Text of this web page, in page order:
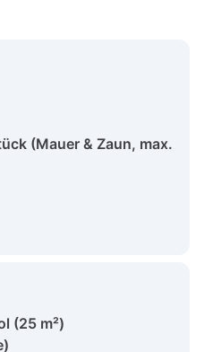
(Mauer & Zaun, max.
(25 m²)